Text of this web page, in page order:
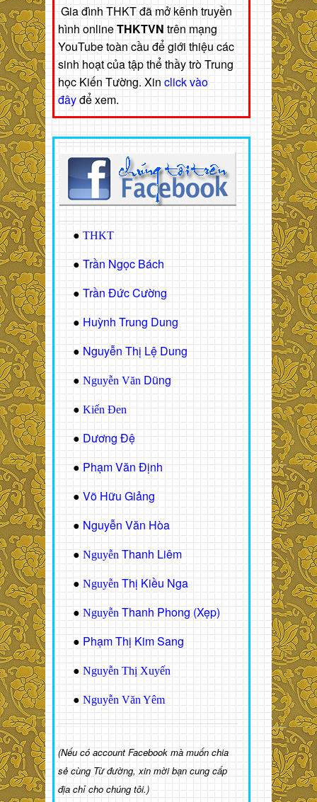
Gia đình THKT đã mở kênh truyền
hình onlineTHKTVN trên mạng
YouTube toàn cầu để giới thiệu các
sinh hoạt của tập thể thầy trò Trung
học Kiến Tường. Xin click vào
đâyđể xem.
● THKT
● Trần Ngọc Bách
● Trần Đức Cường
● Huỳnh Trung Dung
● Nguyễn Thị Lệ Dung
● Nguyễn Văn Dũng
● Kiến Đen
● Dương Đệ
● Phạm Văn Định
● Võ Hữu Giảng
● Nguyễn Văn Hòa
● Nguyễn Thanh Liêm
● Nguyễn Thị Kiều Nga
● Nguyễn Thanh Phong (Xẹp)
● Phạm Thị Kim Sang
● Nguyễn Thị Xuyến
● Nguyễn Văn Yêm
(Nếu có account Facebook mà muốn chia
sẻ cùng Từ đường, xin mời bạn cung cấp
địa chỉ cho chúng tôi.)